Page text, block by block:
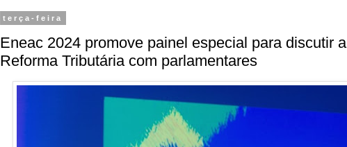
terça-feira
Eneac 2024 promove painel especial para discutir a
Reforma Tributária com parlamentares